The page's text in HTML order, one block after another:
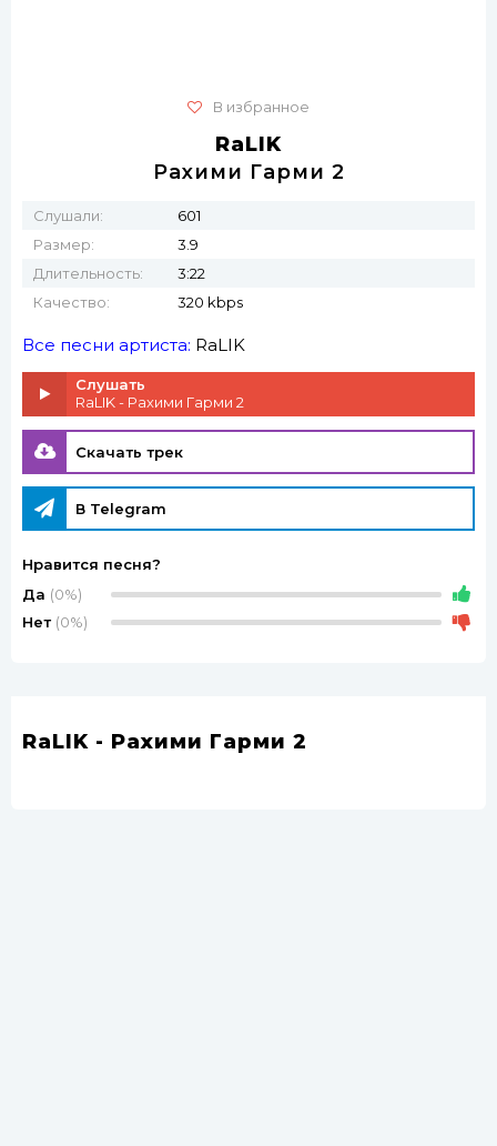
В избранное
RaLIK
Рахими Гарми 2
Слушали:
601
Размер:
3.9
Длительность:
3:22
Качество:
320 kbps
Все песни артиста: RaLIK
Слушать
RaLIK - Рахими Гарми 2
Скачать трек
В Telegram
Нравится песня?
Да (0%)
Нет (0%)
RaLIK - Рахими Гарми 2